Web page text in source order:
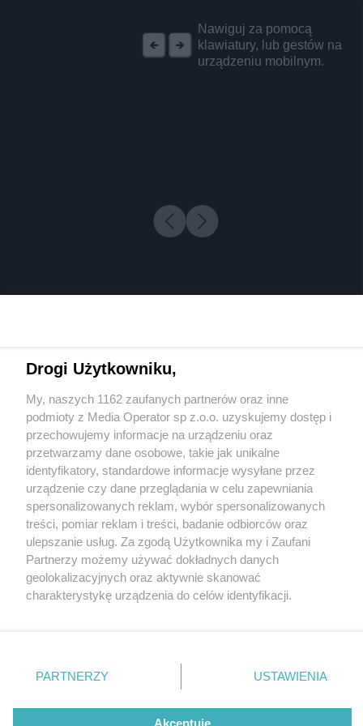
Nawiguj za pomocą
klawiatury, lub gestów na
urządzeniu mobilnym.
5 / 0
Wydawca mediów lokalnych
Nie zapomnij
zapoznać się z:
polityką prywatności regulamin korzystania z portali
Twojemiasto
Piekary Śląskie
Chorzów
Tarnowskie Góry
Gliwice
Skontakuj sięz nami
Kontakt
Wydawca
Redakcja
Drogi Użytkowniku,
My, naszych 1162 zaufanych partnerów oraz inne
podmioty z Media Operator sp z.o.o. uzyskujemy dostęp i
przechowujemy informacje na urządzeniu oraz
przetwarzamy dane osobowe, takie jak unikalne
identyfikatory, standardowe informacje wysyłane przez
urządzenie czy dane przeglądania w celu zapewniania
spersonalizowanych reklam, wybór spersonalizowanych
treści, pomiar reklam i treści, badanie odbiorców oraz
ulepszanie usług. Za zgodą Użytkownika my i Zaufani
Partnerzy możemy używać dokładnych danych
geolokalizacyjnych oraz aktywnie skanować
charakterystykę urządzenia do celów identyfikacji.
zmienić/wycofać klikając przycisk ustawień prywatności
znajdujący się w lewym dolnym rogu strony
rodzaje przetwarzania danych nie wymagają zgody
użytkownika, ale masz prawo sprzeciwić się takiemu
PARTNERZY USTAWIENIA
Akceptuję